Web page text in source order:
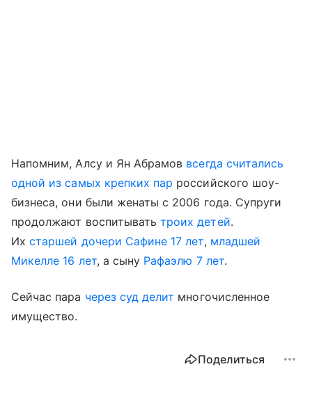
Напомним, Алсу и Ян Абрамов всегда считались
одной из самых крепких пар российского шоу-
бизнеса, они были женаты с 2006 года. Супруги
продолжают воспитыватьтроих детей.
Ихстаршей дочери Сафине 17 лет, младшей
Микелле 16 лет, а сыну Рафаэлю 7 лет.
Сейчас пара через суд делит многочисленное
имущество.
Поделиться